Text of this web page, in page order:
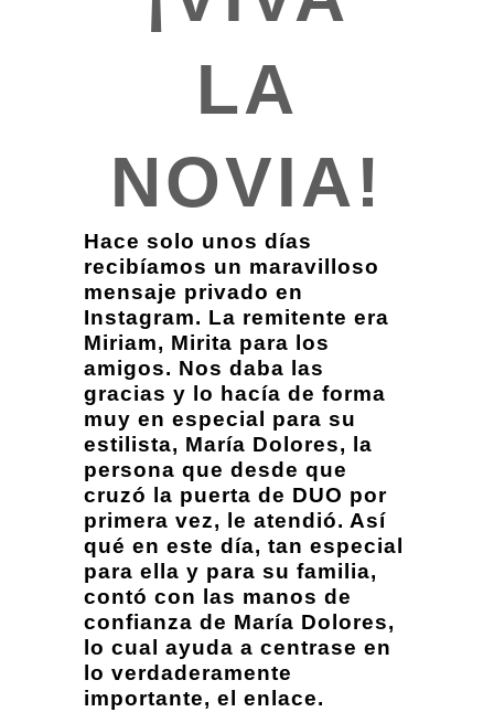
LA
NOVIA!
Hace solo unos días
recibíamos un maravilloso
mensaje privado en
Instagram. La remitente era
Miriam, Mirita para los
amigos. Nos daba las
gracias y lo hacía de forma
muy en especial para su
estilista, María Dolores, la
persona que desde que
cruzó la puerta de DUO por
primera vez, le atendió. Así
qué en este día, tan especial
para ella y para su familia,
contó con las manos de
confianza de María Dolores,
lo cual ayuda a centrase en
lo verdaderamente
importante, el enlace.